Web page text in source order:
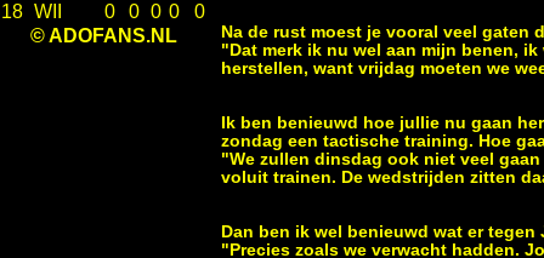
18 WII 0 0 0 0
0
© ADOFANS.NL
Na de rust moest je vooral veel gaten
"Dat merk ik nu wel aan mijn benen,
herstellen, want vrijdag moeten we
Ik ben benieuwd hoe jullie nu gaan
zondag een tactische training. Hoe
"We zullen dinsdag ook niet veel
voluit trainen. De wedstrijden zitten
Dan ben ik wel benieuwd wat er
"Precies zoals we verwacht hadden.